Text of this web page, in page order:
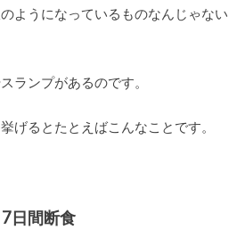
ようになっているものなんじゃない
ランプがあるのです。
げるとたとえばこんなことです。
日間断食